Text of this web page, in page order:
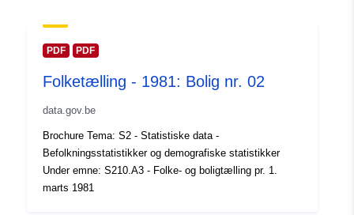
https://statbel.fgov.be/fr
Fortegnelse over
kataloger:
Tilføjet til data.europa.eu:
February 2024
PDF PDF
Folketælling - 1981: Bolig nr. 02
data.gov.be
Brochure Tema: S2 - Statistiske data -
Befolkningsstatistikker og demografiske statistikker
Under emne: S210.A3 - Folke- og boligtælling pr. 1.
marts 1981